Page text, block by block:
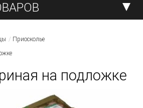
Приосколье
на подложке